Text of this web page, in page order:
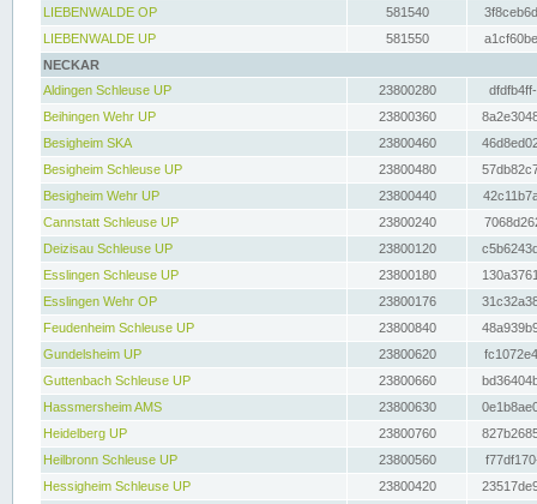
LIEBENWALDE OP
581540
LIEBENWALDE UP
581550
NECKAR
Aldingen Schleuse UP
23800280
Beihingen Wehr UP
23800360
Besigheim SKA
23800460
Besigheim Schleuse UP
23800480
Besigheim Wehr UP
23800440
Cannstatt Schleuse UP
23800240
Deizisau Schleuse UP
23800120
Esslingen Schleuse UP
23800180
Esslingen Wehr OP
23800176
Feudenheim Schleuse UP
23800840
Gundelsheim UP
23800620
Guttenbach Schleuse UP
23800660
Hassmersheim AMS
23800630
Heidelberg UP
23800760
Heilbronn Schleuse UP
23800560
Hessigheim Schleuse UP
23800420